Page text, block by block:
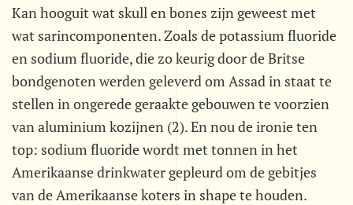
Kan hooguit wat skull en bones zijn geweest met
wat sarincomponenten. Zoals de potassium fluoride
en sodium fluoride, die zo keurig door de Britse
bondgenoten werden geleverd om Assad in staat te
stellen in ongerede geraakte gebouwen te voorzien
van aluminium kozijnen (2). En nou de ironie ten
top: sodium fluoride wordt met tonnen in het
Amerikaanse drinkwater gepleurd om de gebitjes
van de Amerikaanse koters in shape te houden.